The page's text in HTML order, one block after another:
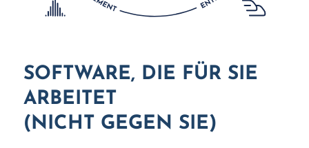
SOFTWARE, DIE FÜR SIE
ARBEITET
(NICHT GEGEN SIE)